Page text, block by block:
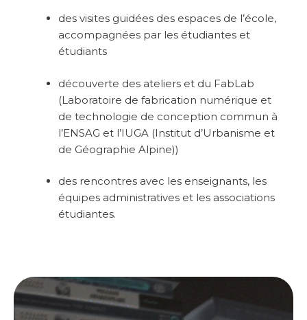
des visites guidées des espaces de l’école,
accompagnées par les étudiantes et
étudiants
découverte des ateliers et du FabLab
(Laboratoire de fabrication numérique et
de technologie de conception commun à
l’ENSAG et l’IUGA (Institut d’Urbanisme et
de Géographie Alpine))
des rencontres avec les enseignants, les
équipes administratives et les associations
étudiantes.